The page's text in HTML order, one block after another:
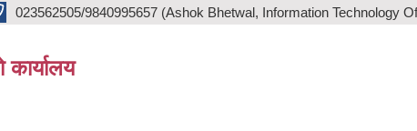
023562505/9840995657 (Ashok Bhetwal, Information Technology